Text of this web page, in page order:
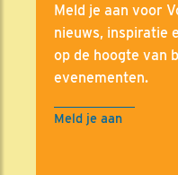
Meld je aan voor
nieuws, inspiratie
op de hoogte van
evenementen.
Meld je aan